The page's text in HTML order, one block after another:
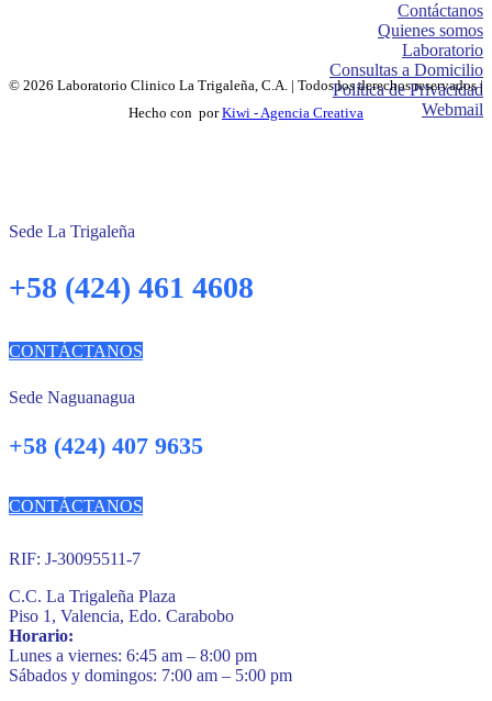
Contáctanos
Quienes somos
Laboratorio
Consultas a Domicilio
Política de Privacidad
Webmail
© 2026 Laboratorio Clinico La Trigaleña, C.A. | Todos los derechos reservados |
Hecho con porKiwi - Agencia Creativa
Sede La Trigaleña
+58 (424) 461 4608
CONTÁCTANOS
Sede Naguanagua
+58 (424) 407 9635
CONTÁCTANOS
RIF: J-30095511-7
C.C. La Trigaleña Plaza
Piso 1, Valencia, Edo. Carabobo
Horario:
Lunes a viernes: 6:45 am – 8:00 pm
Sábados y domingos: 7:00 am – 5:00 pm